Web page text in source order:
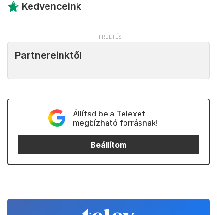
Kedvenceink
Partnereinktől
Állítsd be a Telexet
megbízható forrásnak!
Beállítom